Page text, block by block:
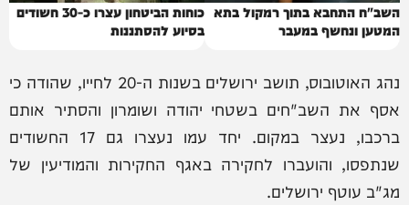
השב"ח התחבא בתוך רמקול בתא
המטען ונחשף במעבר
כוחות הביטחון עצרו כ-30 חשודים
בסיוע להסתננות
נהג האוטובוס, תושב ירושלים בשנות ה-20 לחייו, שהודה כי
אסף את השב"חים בשטחי יהודה ושומרון והסתיר אותם
ברכבו, נעצר במקום. יחד עמו נעצרו גם 17 החשודים
שנתפסו, והועברו לחקירה באגף החקירות והמודיעין של
מג"ב עוטף ירושלים.